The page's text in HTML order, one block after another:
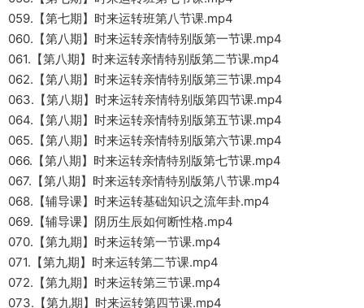
059.【第七期】时来运转班第八节课.mp4
060.【第八期】时来运转亲情特别版第一节课.mp4
061.【第八期】时来运转亲情特别版第二节课.mp4
062.【第八期】时来运转亲情特别版第三节课.mp4
063.【第八期】时来运转亲情特别版第四节课.mp4
064.【第八期】时来运转亲情特别版第五节课.mp4
065.【第八期】时来运转亲情特别版第六节课.mp4
066.【第八期】时来运转亲情特别版第七节课.mp4
067.【第八期】时来运转亲情特别版第八节课.mp4
068.【辅导课】时来运转基础知识之流年卦.mp4
069.【辅导课】阴历生辰如何断性格.mp4
070.【第九期】时来运转第一节课.mp4
071.【第九期】时来运转第二节课.mp4
072.【第九期】时来运转第三节课.mp4
073.【第九期】时来运转第四节课.mp4